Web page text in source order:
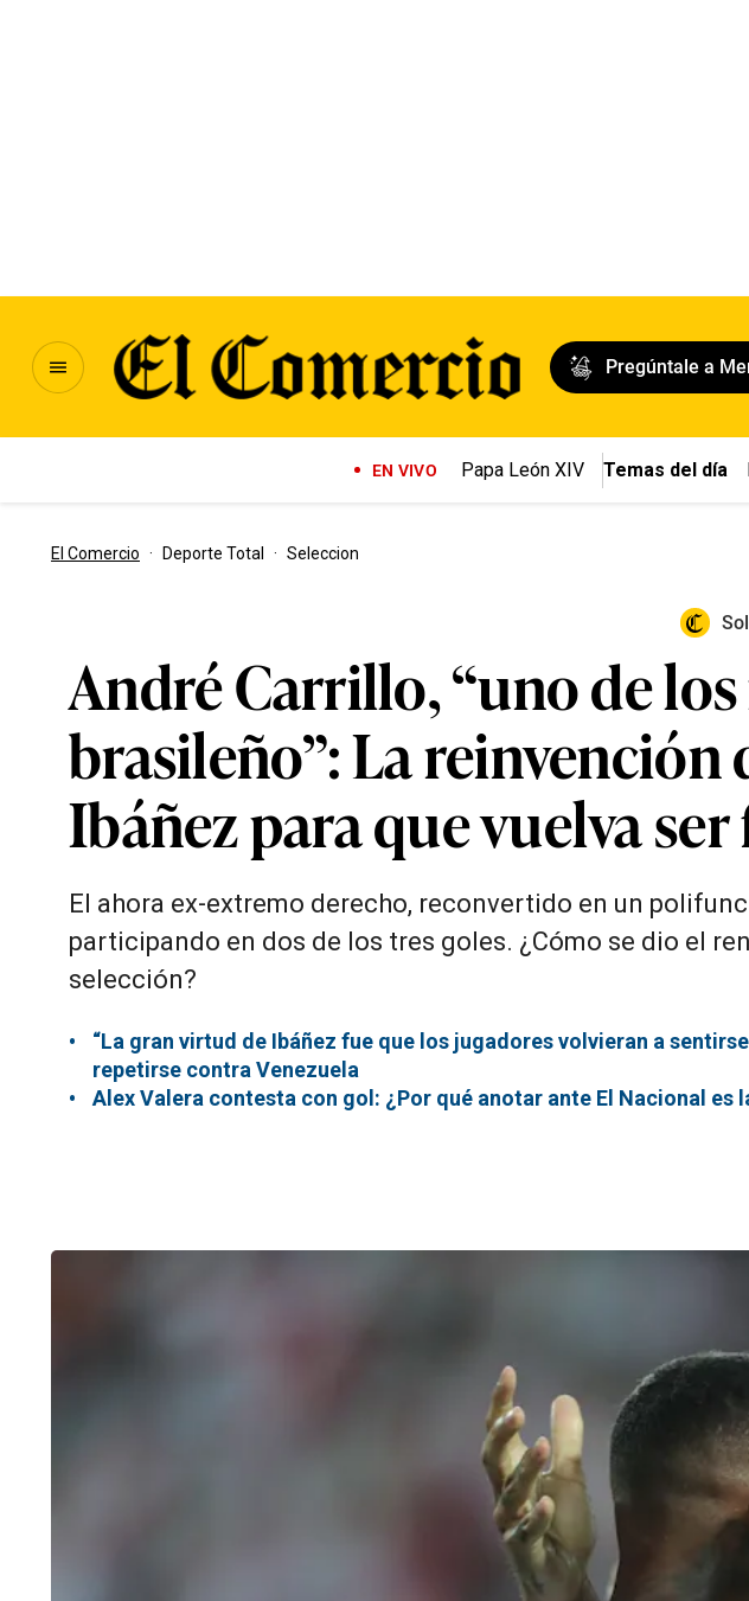
Pregúntale a
EN VIVO Papa León XIV Temas del día
El Comercio · Deporte Total · Seleccion
André Carrillo, “uno de
brasileño”: La reinvención
Ibáñez para que vuelva
El ahora ex-extremo derecho, reconvertido en un
participando en dos de los tres goles. ¿Cómo se dio el
selección?
“La gran virtud de Ibáñez fue que los jugadores volvieran a
repetirse contra Venezuela
Alex Valera contesta con gol: ¿Por qué anotar ante El Nacional